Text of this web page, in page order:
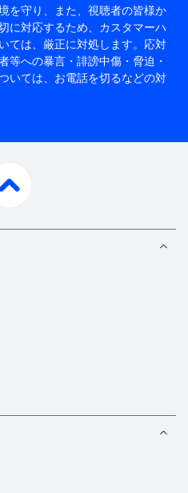
を守り、また、視聴者の皆様か
に対応するため、 カスタマーハ
ては、厳正に対処します。応対
等への暴言・誹謗中傷・脅迫・
いては、お電話を切るなどの対